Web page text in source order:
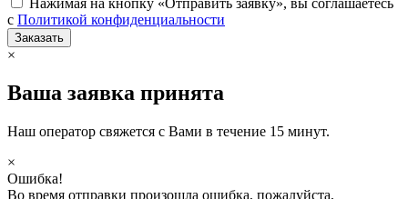
с Политикой конфиденциальности
×
Ваша заявка принята
Наш оператор свяжется с Вами в течение 15 минут.
×
Ошибка!
Во время отправки произошла ошибка, пожалуйста,